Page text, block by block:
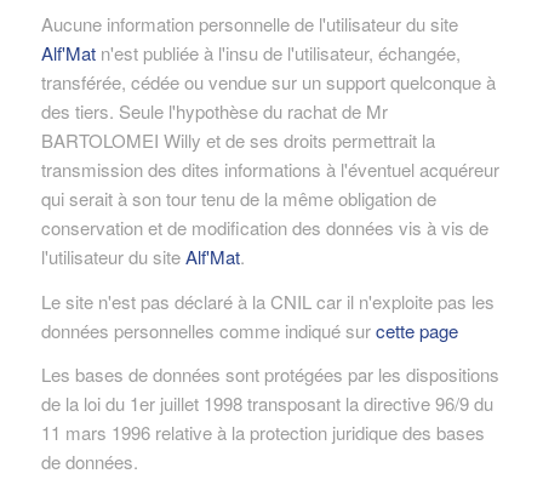
Aucune information personnelle de l'utilisateur du site
Alf'Matn'est publiée à l'insu de l'utilisateur, échangée,
transférée, cédée ou vendue sur un support quelconque à
des tiers. Seule l'hypothèse du rachat de Mr
BARTOLOMEI Willy et de ses droits permettrait la
transmission des dites informations à l'éventuel acquéreur
qui serait à son tour tenu de la même obligation de
conservation et de modification des données vis à vis de
l'utilisateur du siteAlf'Mat.
Le site n'est pas déclaré à la CNIL car il n'exploite pas les
données personnelles comme indiqué surcette page
Les bases de données sont protégées par les dispositions
de la loi du 1er juillet 1998 transposant la directive 96/9 du
11 mars 1996 relative à la protection juridique des bases
de données.